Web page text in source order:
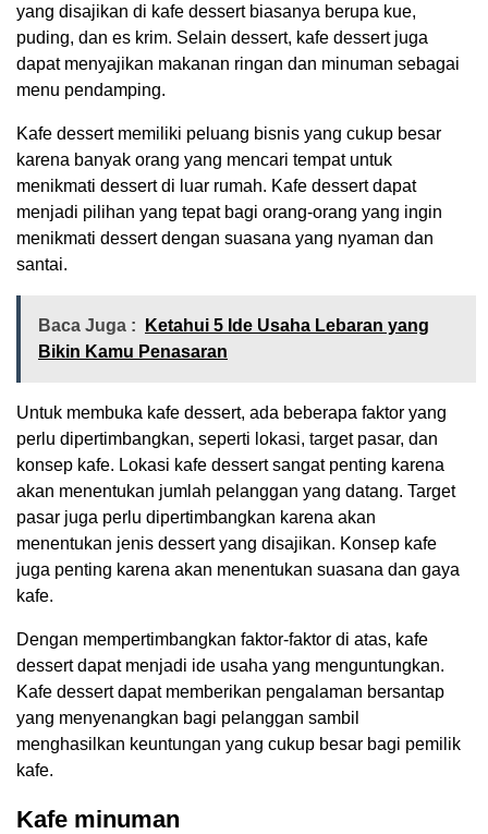
yang disajikan di kafe dessert biasanya berupa kue,
puding, dan es krim. Selain dessert, kafe dessert juga
dapat menyajikan makanan ringan dan minuman sebagai
menu pendamping.
Kafe dessert memiliki peluang bisnis yang cukup besar
karena banyak orang yang mencari tempat untuk
menikmati dessert di luar rumah. Kafe dessert dapat
menjadi pilihan yang tepat bagi orang-orang yang ingin
menikmati dessert dengan suasana yang nyaman dan
santai.
Baca Juga :
Ketahui 5 Ide Usaha Lebaran yang
Bikin Kamu Penasaran
Untuk membuka kafe dessert, ada beberapa faktor yang
perlu dipertimbangkan, seperti lokasi, target pasar, dan
konsep kafe. Lokasi kafe dessert sangat penting karena
akan menentukan jumlah pelanggan yang datang. Target
pasar juga perlu dipertimbangkan karena akan
menentukan jenis dessert yang disajikan. Konsep kafe
juga penting karena akan menentukan suasana dan gaya
kafe.
Dengan mempertimbangkan faktor-faktor di atas, kafe
dessert dapat menjadi ide usaha yang menguntungkan.
Kafe dessert dapat memberikan pengalaman bersantap
yang menyenangkan bagi pelanggan sambil
menghasilkan keuntungan yang cukup besar bagi pemilik
kafe.
Kafe minuman